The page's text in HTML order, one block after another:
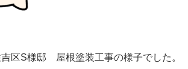
区S様邸 屋根塗装工事の様子でした。